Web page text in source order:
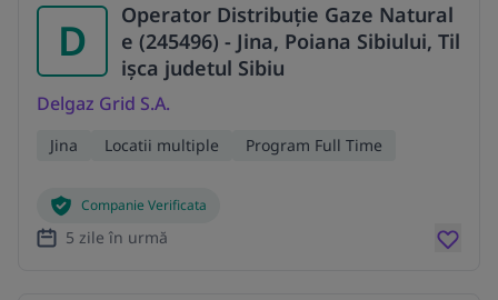
D
Operator Distribuție Gaze Natural
e (245496) - Jina, Poiana Sibiului, Til
ișca judetul Sibiu
Delgaz Grid S.A.
Jina Locatii multiple Program Full Time
Companie Verificata
5 zile în urmă